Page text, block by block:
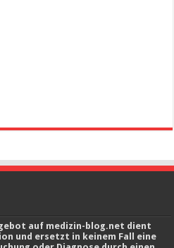
auf medizin-blog.net dient
und ersetzt in keinem Fall eine